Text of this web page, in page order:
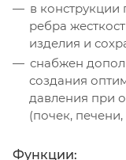
в
ребра
изделия и
снабжен
создания
давления при
(почек,
Функции: